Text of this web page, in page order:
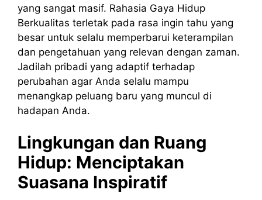
yang sangat masif. Rahasia Gaya Hidup
Berkualitas terletak pada rasa ingin tahu yang
besar untuk selalu memperbarui keterampilan
dan pengetahuan yang relevan dengan zaman.
Jadilah pribadi yang adaptif terhadap
perubahan agar Anda selalu mampu
menangkap peluang baru yang muncul di
hadapan Anda.
Lingkungan dan Ruang
Hidup: Menciptakan
Suasana Inspiratif